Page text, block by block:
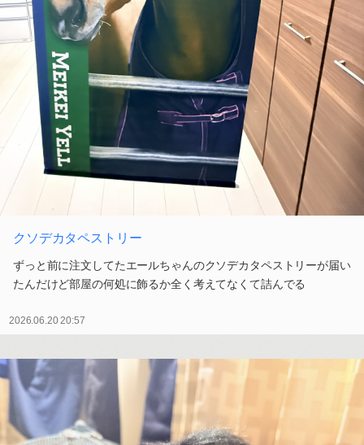
クソデカタペストリー
ずっと前に注文してたエールちゃんのクソデカタペストリーが届い
たんだけど部屋の何処に飾るか全く考えてなくて詰んでる
2026.06.20 20:57